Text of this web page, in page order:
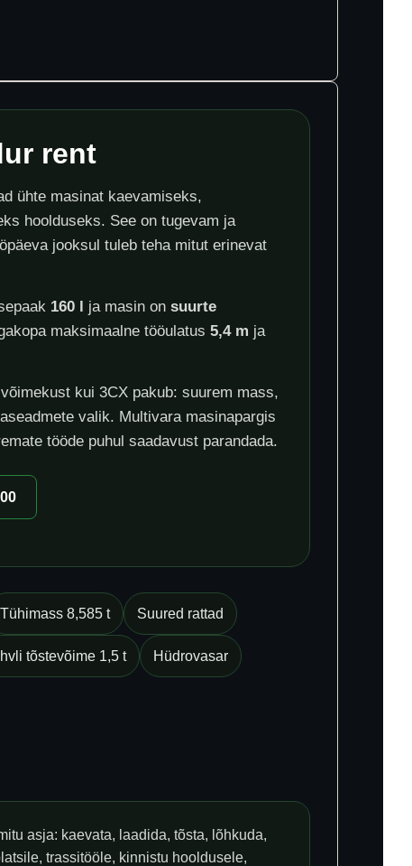
rent
ühte masinat kaevamiseks,
hoolduseks. See on tugevam ja
jooksul tuleb teha mitut erinevat
160 l ja masin onsuurte
maksimaalne tööulatus5,4 m ja
kui 3CX pakub: suurem mass,
valik. Multivara masinapargis
tööde puhul saadavust parandada.
Tühimass 8,585 t Suured rattad
tõstevõime 1,5 t Hüdrovasar
asja: kaevata, laadida, tõsta, lõhkuda,
trassitööle, kinnistu hooldusele,